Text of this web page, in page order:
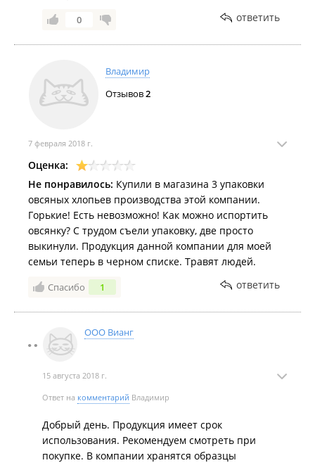
0 ответить
Владимир
Отзывов2
7 февраля 2018 г.
Оценка:
Не понравилось: Купили в магазина 3 упаковки
овсяных хлопьев производства этой компании.
Горькие! Есть невозможно! Как можно испортить
овсянку? С трудом съели упаковку, две просто
выкинули. Продукция данной компании для моей
семьи теперь в черном списке. Травят людей.
Спасибо 1 ответить
ООО Вианг
15 августа 2018 г.
Ответ на комментарий Владимир
Добрый день. Продукция имеет срок
использования. Рекомендуем смотреть при
покупке. В компании хранятся образцы